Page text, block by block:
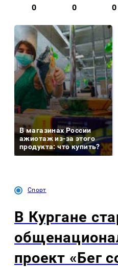
0 0 0
В магазинах России
ажиотаж из-за этого
продукта: что купить?
Спорт
В Кургане
проект «Бег